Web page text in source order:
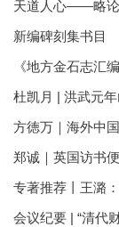
天道人心——略论
新编碑刻集书目
《地方金石志汇
杜凯月 | 洪武元
方徳万｜海外中
郑诚｜英国访书
专著推荐丨王潞
会议纪要 | “清代